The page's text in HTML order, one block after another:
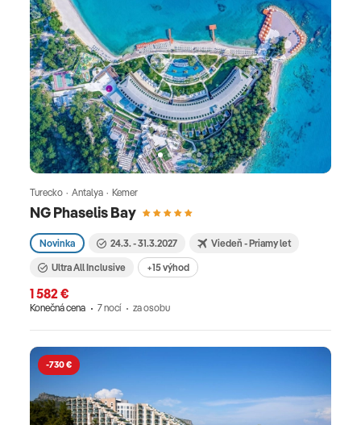
NG Phaselis Bay
Turecko · Antalya · Kemer
Novinka 24.3. - 31.3.2027 Viedeň - Priamy let
Ultra All Inclusive +15 výhod
1 582 €
Konečná cena 7 nocí za osobu
-730 €